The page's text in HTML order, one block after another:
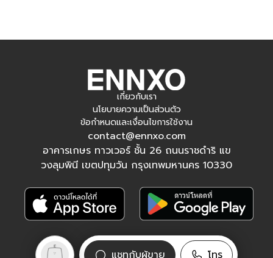
แชทกับผู้ขาย โทร
เกี่ยวกับเรา
นโยบายความเป็นส่วนตัว
ข้อกำหนดและเงื่อนไขการใช้งาน
contact@ennxo.com
อาคารเกษร ทาวเวอร์ ชั้น 26 ถนนราชดำริ แข
วงลุมพินี เขตปทุมวัน กรุงเทพมหานคร 10330
ติดตามเรา